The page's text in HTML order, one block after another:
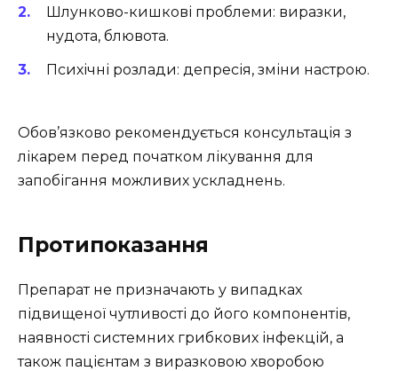
Шлунково-кишкові проблеми: виразки,
нудота, блювота.
Психічні розлади: депресія, зміни настрою.
Обов’язково рекомендується консультація з
лікарем перед початком лікування для
запобігання можливих ускладнень.
Протипоказання
Препарат не призначають у випадках
підвищеної чутливості до його компонентів,
наявності системних грибкових інфекцій, а
також пацієнтам з виразковою хворобою